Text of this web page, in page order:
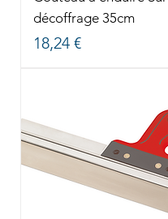
décoffrage 35cm
Prix
18,24 €